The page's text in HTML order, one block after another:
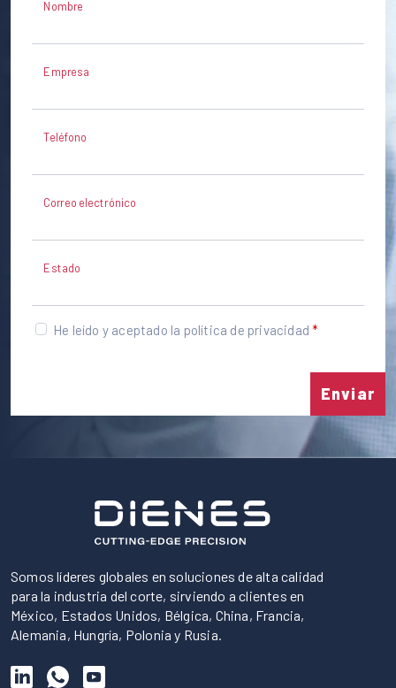
Nombre
Empresa
Teléfono
Correo electrónico
Estado
He leído y aceptado la política de privacidad
Enviar
Somos líderes globales en soluciones de alta calidad
para la industria del corte, sirviendo a clientes en
México, Estados Unidos, Bélgica, China, Francia,
Alemania, Hungría, Polonia y Rusia.